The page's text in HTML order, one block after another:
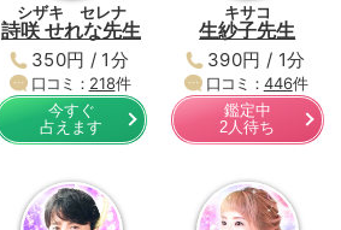
シザキ セレナ
詩咲 せれな先生
350円 / 1分
口コミ： 218件
今すぐ
占えます
キサコ
生紗子先生
390円 / 1分
口コミ： 446件
鑑定中
2人待ち